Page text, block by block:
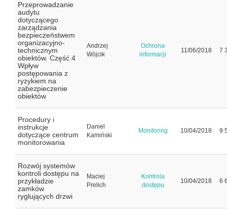
Przeprowadzanie
audytu
dotyczącego
zarządzania
bezpieczeństwem
organizacyjno-
technicznym
obiektów. Część 4
Wpływ
postępowania z
ryzykiem na
zabezpieczenie
obiektów
Andrzej
Wójcik
Ochrona
informacji
11/06/2018 7
Procedury i
instrukcje
dotyczące centrum
monitorowania
Daniel
Kamiński
Monitoring 10/04/2018 9
Rozwój systemów
kontroli dostępu na
przykładzie
zamków
ryglujących drzwi
Maciej
Prelich
Kontrola
dostępu
10/04/2018 6